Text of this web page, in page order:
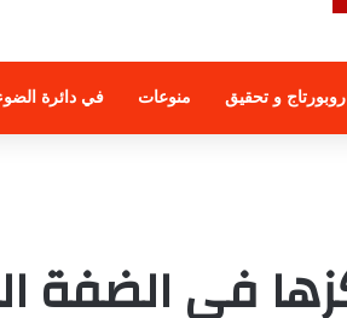
روبورتاج و تحقيق منوعات في دائرة
في الضفة